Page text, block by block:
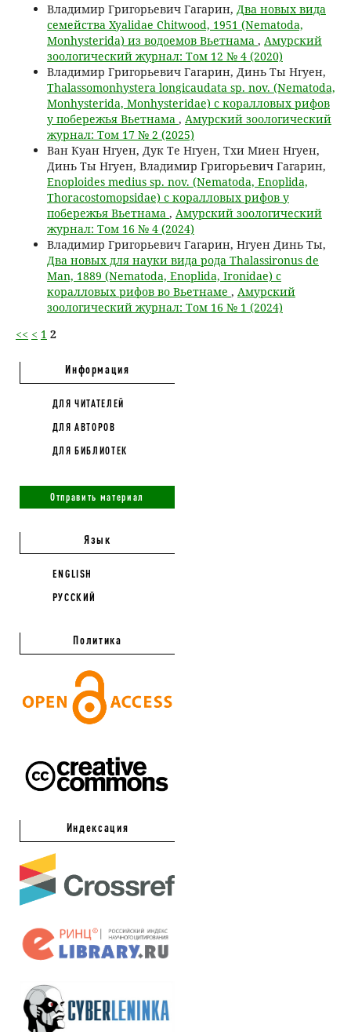
Владимир Григорьевич Гагарин, Два новых вида
семейства Xyalidae Chitwood, 1951 (Nematoda,
Monhysterida) из водоемов Вьетнама , Амурский
зоологический журнал: Том 12 № 4 (2020)
Владимир Григорьевич Гагарин, Динь Ты Нгуен,
Thalassomonhystera longicaudata sp. nov. (Nematoda,
Monhysterida, Monhysteridae) с коралловых рифов
у побережья Вьетнама , Амурский зоологический
журнал: Том 17 № 2 (2025)
Ван Куан Нгуен, Дук Те Нгуен, Тхи Миен Нгуен,
Динь Ты Нгуен, Владимир Григорьевич Гагарин,
Enoploides medius sp. nov. (Nematoda, Enoplida,
Thoracostomopsidae) с коралловых рифов у
побережья Вьетнама , Амурский зоологический
журнал: Том 16 № 4 (2024)
Владимир Григорьевич Гагарин, Нгуен Динь Ты,
Два новых для науки вида рода Thalassironus de
Man, 1889 (Nematoda, Enoplida, Ironidae) c
коралловых рифов во Вьетнаме , Амурский
зоологический журнал: Том 16 № 1 (2024)
<< < 1 2
Информация
ДЛЯ ЧИТАТЕЛЕЙ
ДЛЯ АВТОРОВ
ДЛЯ БИБЛИОТЕК
Отправить материал
Язык
ENGLISH
РУССКИЙ
Политика
Индексация